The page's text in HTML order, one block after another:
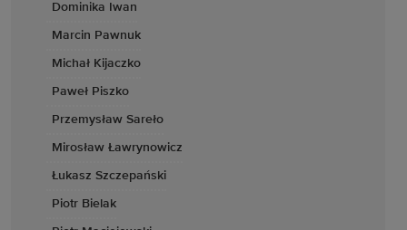
Dominika Iwan
Marcin Pawnuk
Michał Kijaczko
Paweł Piszko
Przemysław Sareło
Mirosław Ławrynowicz
Łukasz Szczepański
Piotr Bielak